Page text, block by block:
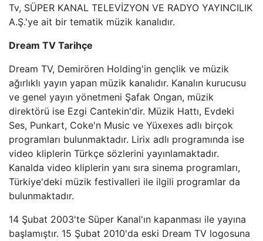
TV8,5
SöZCü TV
NTV
HABER GLOBAL
HABERTüRK
HALK TV
A HABER
TRT HABER
Tv, SÜPER KANAL TELEVİZYON VE RADYO YAYINCILIK
A.Ş.'ye ait bir tematik müzik kanalıdır.
Dream TV Tarihçe
Dream TV, Demirören Holding'in gençlik ve müzik
ağırlıklı yayın yapan müzik kanalıdır. Kanalın kurucusu
ve genel yayın yönetmeni Şafak Ongan, müzik
direktörü ise Ezgi Cantekin'dir. Müzik Hattı, Evdeki
Ses, Punkart, Coke'n Music ve Yüxexes adlı birçok
programları bulunmaktadır. Lirix adlı programında ise
video kliplerin Türkçe sözlerini yayınlamaktadır.
Kanalda video kliplerin yanı sıra sinema programları,
Türkiye'deki müzik festivalleri ile ilgili programlar da
bulunmaktadır.
14 Şubat 2003'te Süper Kanal'ın kapanması ile yayına
başlamıştır. 15 Şubat 2010'da eski Dream TV logosuna